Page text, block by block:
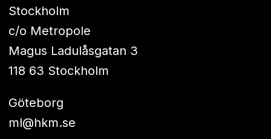
Stockholm
c/o Metropole
Magus Ladulåsgatan 3
118 63 Stockholm
Göteborg
ml@hkm.se